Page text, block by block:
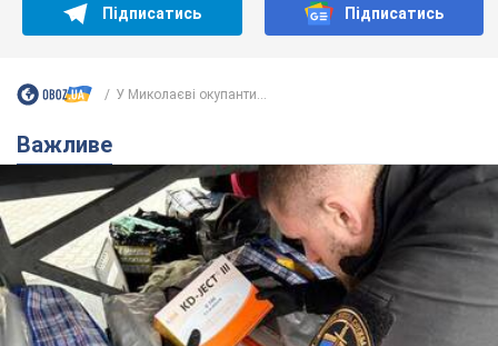
Підписатись Підписатись
У Миколаєві окупанти...
Важливе